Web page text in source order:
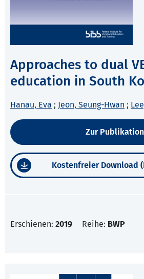
Approaches to dual
education in South
Hanau, Eva ; Jeon, Seung-Hwan ;
Zur Publikation
Kostenfreier Download
Erschienen: 2019 Reihe: BWP